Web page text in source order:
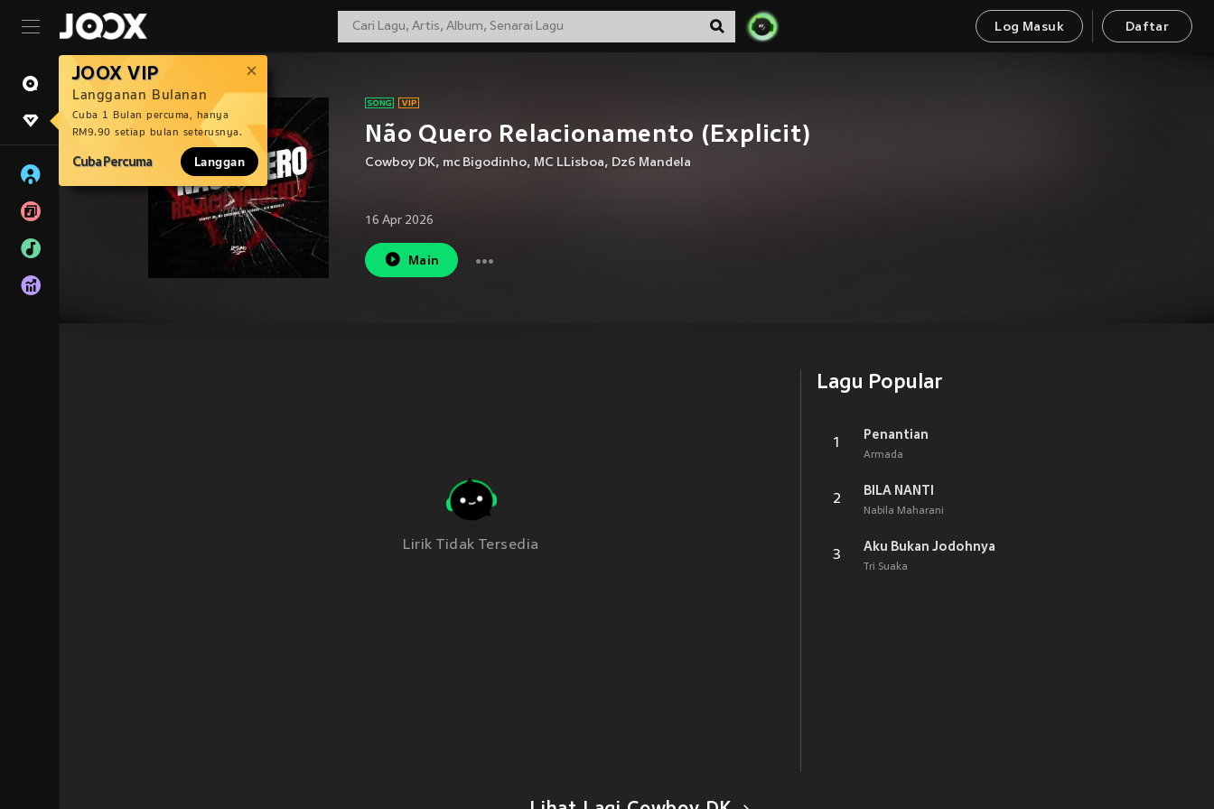
Log Masuk Daftar
JOOX VIP
Langganan Bulanan
Cuba 1 Bulan percuma, hanya
RM9.90 setiap bulan seterusnya.
Cuba Percuma Langgan
Não Quero Relacionamento (Explicit)
Cowboy DK, mc Bigodinho, MC LLisboa, Dz6 Mandela
16 Apr 2026
Main
Lirik Tidak Tersedia
Lagu Popular
1
Penantian
Armada
2
BILA NANTI
Nabila Maharani
3
Aku Bukan Jodohnya
Tri Suaka